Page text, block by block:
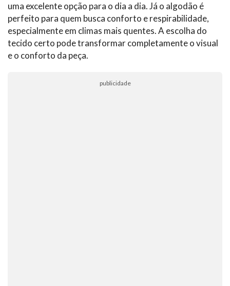
uma excelente opção para o dia a dia. Já o algodão é
perfeito para quem busca conforto e respirabilidade,
especialmente em climas mais quentes. A escolha do
tecido certo pode transformar completamente o visual
e o conforto da peça.
publicidade